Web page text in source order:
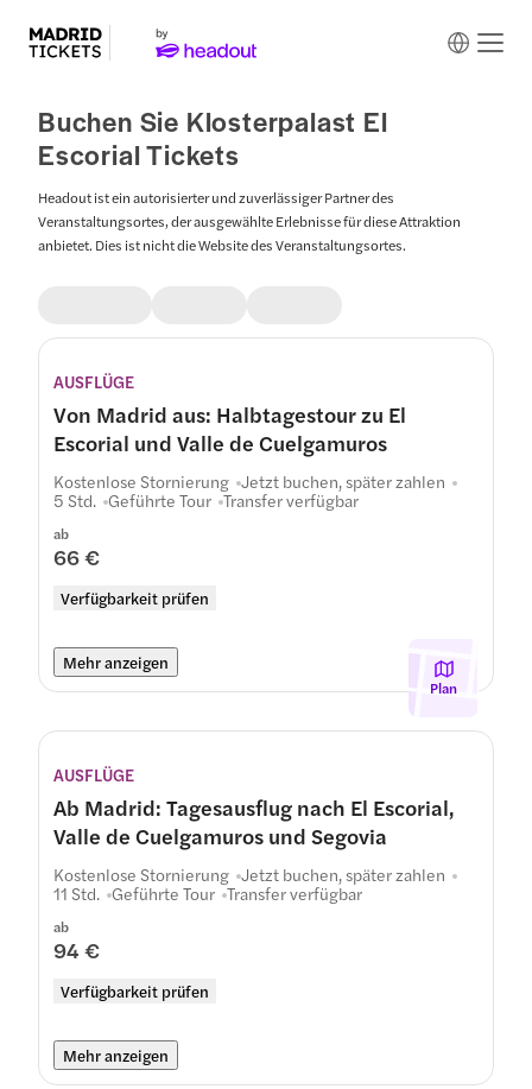
Buchen Sie Klosterpalast El
Escorial Tickets
Headout ist ein autorisierter und zuverlässiger Partner des
Veranstaltungsortes, der ausgewählte Erlebnisse für diese Attraktion
anbietet. Dies ist nicht die Website des Veranstaltungsortes.
AUSFLÜGE
Von Madrid aus: Halbtagestour zu El
Escorial und Valle de Cuelgamuros
ab
66 €
Verfügbarkeit prüfen
Kostenlose Stornierung Jetzt buchen, später zahlen
5 Std. Geführte Tour Transfer verfügbar
Mehr anzeigen
Plan
AUSFLÜGE
Ab Madrid: Tagesausflug nach El Escorial,
Valle de Cuelgamuros und Segovia
ab
94 €
Verfügbarkeit prüfen
Kostenlose Stornierung Jetzt buchen, später zahlen
11 Std. Geführte Tour Transfer verfügbar
Mehr anzeigen